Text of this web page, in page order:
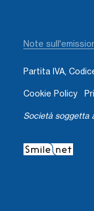
Note
Partita IVA,
Cookie Policy
Società soggetta